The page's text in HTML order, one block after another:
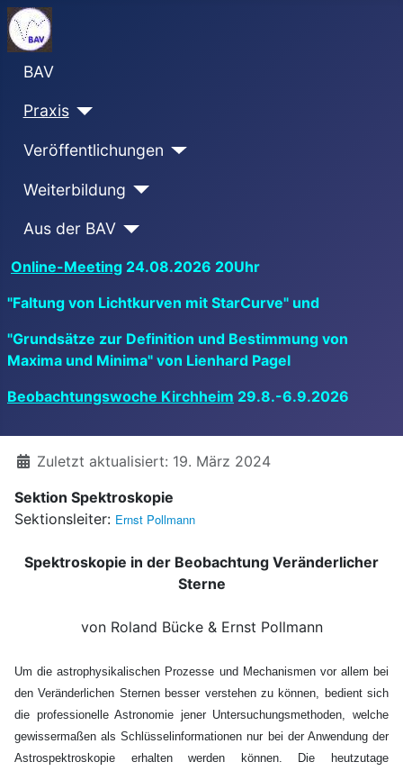
BAV
Praxis
Veröffentlichungen
Weiterbildung
Aus der BAV
Online-Meeting 24.08.2026 20Uhr
"Faltung von Lichtkurven mit StarCurve" und
"Grundsätze zur Definition und Bestimmung von
Maxima und Minima" von Lienhard Pagel
Beobachtungswoche Kirchheim 29.8.-6.9.2026
DetailsZuletzt aktualisiert: 19. März 2024
Sektion Spektroskopie
Sektionsleiter: Ernst Pollmann
Spektroskopie in der Beobachtung Veränderlicher
Sterne
von Roland Bücke & Ernst Pollmann
Um die astrophysikalischen Prozesse und Mechanismen vor allem bei
den Veränderlichen Sternen besser verstehen zu können, bedient sich
die professionelle Astronomie jener Untersuchungsmethoden, welche
gewissermaßen als Schlüsselinformationen nur bei der Anwendung der
Astrospektroskopie erhalten werden können. Die heutzutage